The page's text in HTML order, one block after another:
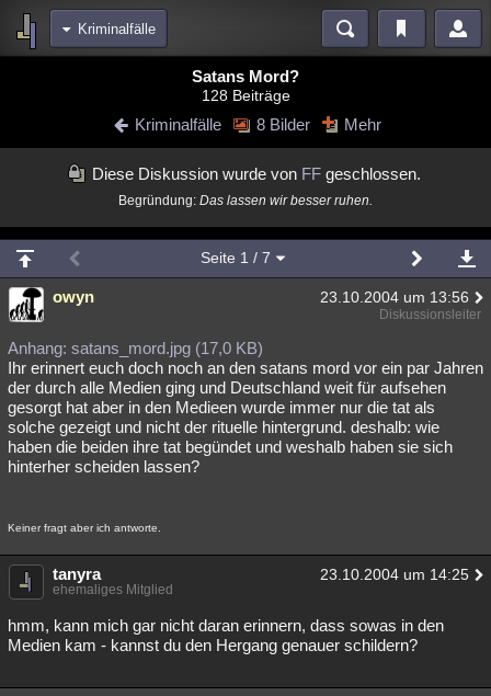
Kriminalfälle
Blogs Videos
meine Rubriken
Wissenschaft Politik Mystery
Spiritualität Verschwörungen Technologie Ufologie
Natur Umfragen
Philosophie Träume Orte Esoterik Literatur
Astronomie Helpdesk Gruppen Gaming Filme
Musik Clash Verbesserungen Allmystery English
Lesenswert Schlüsselwörter
Satans Mord?
128 Beiträge
Kriminalfälle 8 Bilder Mehr
Diese Diskussion wurde von FF geschlossen.
Begründung: Das lassen wir besser ruhen.
Seite 1 / 7
owyn 23.10.2004 um 13:56
Diskussionsleiter
Anhang: satans_mord.jpg (17,0 KB)
Ihr erinnert euch doch noch an den satans mord vor ein par Jahren
der durch alle Medien ging und Deutschland weit für aufsehen
gesorgt hat aber in den Medieen wurde immer nur die tat als
solche gezeigt und nicht der rituelle hintergrund. deshalb: wie
haben die beiden ihre tat begündet und weshalb haben sie sich
hinterher scheiden lassen?
Keiner fragt aber ich antworte.
tanyra 23.10.2004 um 14:25
ehemaliges Mitglied
hmm, kann mich gar nicht daran erinnern, dass sowas in den
Medien kam - kannst du den Hergang genauer schildern?